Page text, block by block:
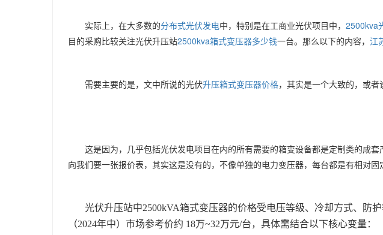
实际上，在大多数的分布式光伏发电中，特别是在工商业光伏项目中， 2500kva
目的采购比较关注光伏升压站2500kva箱式变压器多少钱一台。那么以下的内容， 江
需要主要的是，文中所说的光伏升压箱式变压器价格，其实是一个大致的，或者
这是因为，几乎包括光伏发电项目在内的所有需要的箱变设备都是定制类的成
向我们要一张报价表，其实这是没有的，不像单独的电力变压器，每台都是有相对固
光伏升压站中2500kVA箱式变压器的价格受电压等级、冷却方式、防
（2024年中）市场参考价约 18万~32万元/台，具体需结合以下核心变量：